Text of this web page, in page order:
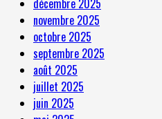
décembre 2025
novembre 2025
octobre 2025
septembre 2025
août 2025
juillet 2025
juin 2025